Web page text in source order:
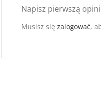
Napisz pierwszą
Musisz się zalogować,